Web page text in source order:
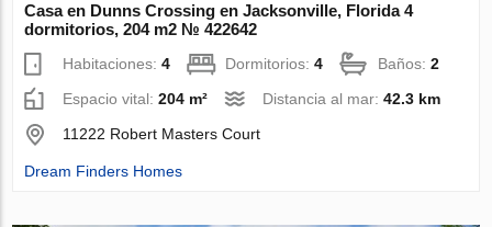
Casa en Dunns Crossing en Jacksonville, Florida 4
dormitorios, 204 m2 № 422642
Habitaciones:4 Dormitorios:4 Baños:2
Espacio vital:204 m² Distancia al mar:42.3 km
11222 Robert Masters Court
Dream Finders Homes